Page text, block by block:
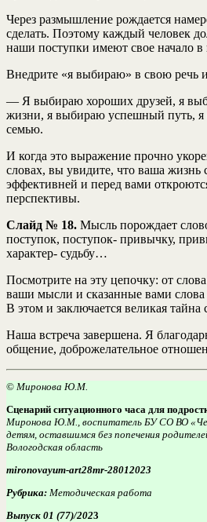
Через размышление рождается
сделать. Поэтому каждый человек
наши поступки имеют свое начало
Внедрите «я выбираю» в свою речь
— Я выбираю хороших друзей, я
жизни, я выбираю успешный путь,
семью.
И когда это выражение прочно
словах, вы увидите, что ваша жизнь
эффективней и перед вами
перспективы.
Слайд № 18. Мысль порождает
поступок, поступок- привычку,
характер- судьбу…
Посмотрите на эту цепочку: от
ваши мысли и сказанные вами
В этом и заключается великая тайна
Наша встреча завершена. Я
общение, доброжелательное
© Миронова Ю.М.
Сценарий ситуационного часа для
Миронова Ю.М., воспитатель БУ СО ВО
детям, оставшимся без попечения
Вологодская область
mironovayum-art28mr-28012023
Рубрика: Методическая работа
Выпуск 01 (77)/2023